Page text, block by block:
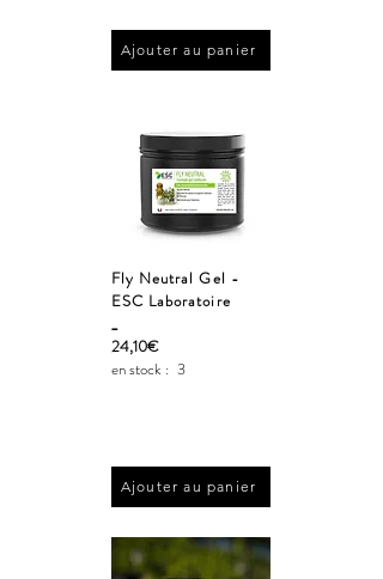
Ajouter au panier
Fly Neutral Gel -
ESC Laboratoire
_
24,10€
en stock : 3
Ajouter au panier